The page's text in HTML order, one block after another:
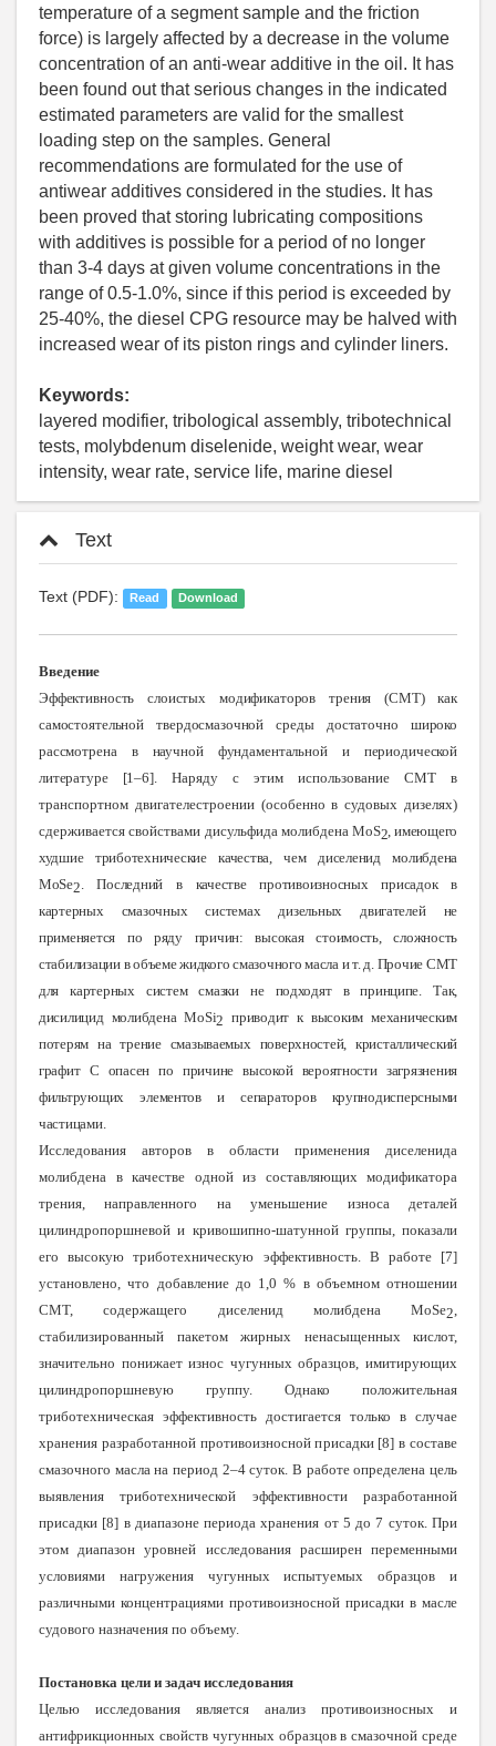
temperature of a segment sample and the friction
force) is largely affected by a decrease in the volume
concentration of an anti-wear additive in the oil. It has
been found out that serious changes in the indicated
estimated parameters are valid for the smallest
loading step on the samples. General
recommendations are formulated for the use of
antiwear additives considered in the studies. It has
been proved that storing lubricating compositions
with additives is possible for a period of no longer
than 3-4 days at given volume concentrations in the
range of 0.5-1.0%, since if this period is exceeded by
25-40%, the diesel CPG resource may be halved with
increased wear of its piston rings and cylinder liners.
Keywords:
layered modifier, tribological assembly, tribotechnical
tests, molybdenum diselenide, weight wear, wear
intensity, wear rate, service life, marine diesel
Text
Text (PDF): Read Download
Введение
Эффективность слоистых модификаторов трения (СМТ) как
самостоятельной твердосмазочной среды достаточно широко
рассмотрена в научной фундаментальной и периодической
литературе [1–6].Наряду с этим использование СМТ в
транспортном двигателестроении (особенно в судовых дизелях)
сдерживается свойствами дисульфида молибденаМоS2, имеющего
худшие триботехнические качества, чем диселенид молибдена
MoSe2. Последний в качестве противоизносных присадок в
картерных смазочных системах дизельных двигателей не
применяется по ряду причин: высокая стоимость, сложность
стабилизации в объеме жидкого смазочного масла и т. д. Прочие СМТ
для картерных систем смазки не подходят в принципе. Так,
дисилицид молибденаMoSi2 приводит к высоким механическим
потерям на трение смазываемых поверхностей, кристаллический
графит С опасен по причине высокой вероятности загрязнения
фильтрующих элементов и сепараторов крупнодисперсными
частицами.
Исследования авторов в области применения диселенида
молибдена в качестве одной из составляющих модификатора
трения, направленного на уменьшение износа деталей
цилиндропоршневой и кривошипно-шатунной группы, показали
его высокую триботехническую эффективность. В работе [7]
установлено, что добавление до 1,0 % в объемном отношении
СМТ, содержащего диселенид молибдена MoSe2,
стабилизированный пакетом жирных ненасыщенных кислот,
значительно понижает износ чугунных образцов, имитирующих
цилиндропоршневую группу. Однако положительная
триботехническая эффективность достигается только в случае
хранения разработанной противоизносной присадки [8] в составе
смазочного масла на период 2–4 суток. В работе определена цель
выявления триботехнической эффективности разработанной
присадки [8] в диапазоне периода хранения от 5 до 7 суток. При
этом диапазон уровней исследования расширен переменными
условиями нагружения чугунных испытуемых образцов и
различными концентрациями противоизносной присадки в масле
судового назначения по объему.
Постановка цели и задач исследования
Целью исследования является анализ противоизносных и
антифрикционных свойств чугунных образцов в смазочной среде